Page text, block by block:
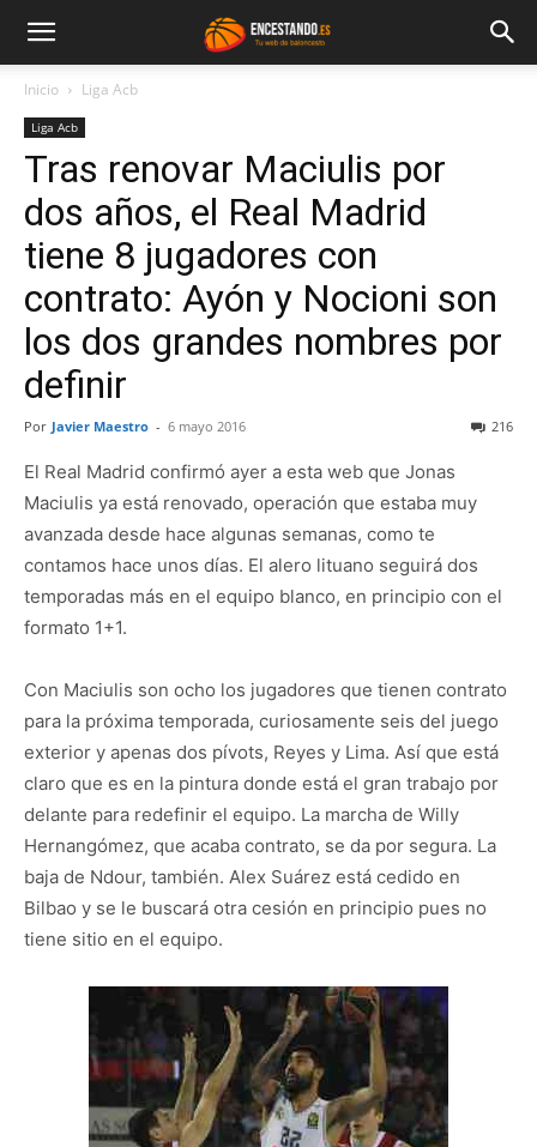
Inicio Liga Acb
Liga Acb
Tras renovar Maciulis por
dos años, el Real Madrid
tiene 8 jugadores con
contrato: Ayón y Nocioni son
los dos grandes nombres por
definir
Por Javier Maestro - 6 mayo 2016 216
El Real Madrid confirmó ayer a esta web que Jonas
Maciulis ya está renovado, operación que estaba muy
avanzada desde hace algunas semanas, como te
contamos hace unos días. El alero lituano seguirá dos
temporadas más en el equipo blanco, en principio con el
formato 1+1.
Con Maciulis son ocho los jugadores que tienen contrato
para la próxima temporada, curiosamente seis del juego
exterior y apenas dos pívots, Reyes y Lima. Así que está
claro que es en la pintura donde está el gran trabajo por
delante para redefinir el equipo. La marcha de Willy
Hernangómez, que acaba contrato, se da por segura. La
baja de Ndour, también. Alex Suárez está cedido en
Bilbao y se le buscará otra cesión en principio pues no
tiene sitio en el equipo.